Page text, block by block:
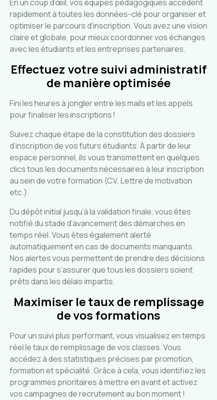
En un coup d’œil, vos équipes pédagogiques accèdent
rapidement à toutes les données-clé pour organiser et
optimiser le parcours d’inscription. Vous avez une vision
claire et globale, pour mieux coordonner vos échanges
avec les étudiants et les entreprises partenaires.
Effectuez votre suivi administratif
de manière optimisée
Fini les heures à jongler entre les mails et les appels
pour finaliser les inscriptions !
Suivez chaque étape de la constitution des dossiers
d’inscription de vos futurs étudiants. À partir de leur
espace personnel, ils vous transmettent en quelques
clics tous les documents nécessaires à leur inscription
au sein de votre formation (CV, Lettre de motivation
etc.).
Du dépôt initial jusqu’à la validation finale, vous êtes
notifié du stade d’avancement des démarches en
temps réel. Vous êtes également alerté
automatiquement en cas de documents manquants.
Nos alertes vous permettent de prendre des décisions
rapides pour s’assurer que tous les dossiers soient
prêts dans les délais impartis.
Maximiser le taux de remplissage
de vos formations
Pour un suivi plus performant, vous visualisez en temps
réel le taux de remplissage de vos classes. Vous
accédez à des statistiques précises par promotion,
formation et spécialité. Grâce à cela, vous identifiez les
programmes prioritaires à mettre en avant et activez
vos campagnes de recrutement au bon moment !